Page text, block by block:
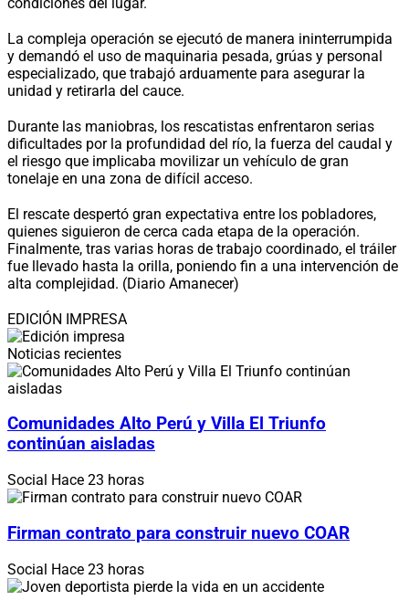
La compleja operación se ejecutó de manera ininterrumpida
y demandó el uso de maquinaria pesada, grúas y personal
especializado, que trabajó arduamente para asegurar la
unidad y retirarla del cauce.
Durante las maniobras, los rescatistas enfrentaron serias
dificultades por la profundidad del río, la fuerza del caudal y
el riesgo que implicaba movilizar un vehículo de gran
tonelaje en una zona de difícil acceso.
El rescate despertó gran expectativa entre los pobladores,
quienes siguieron de cerca cada etapa de la operación.
Finalmente, tras varias horas de trabajo coordinado, el tráiler
fue llevado hasta la orilla, poniendo fin a una intervención de
alta complejidad. (Diario Amanecer)
EDICIÓN IMPRESA
Noticias recientes
Comunidades Alto Perú y Villa El Triunfo
continúan aisladas
Social Hace 23 horas
Firman contrato para construir nuevo COAR
Social Hace 23 horas